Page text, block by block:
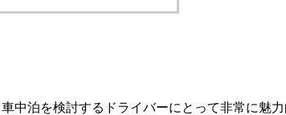
中泊を検討するドライバーにとって非常に魅